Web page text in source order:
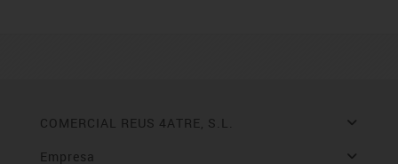
COMERCIAL REUS 4ATRE, S.L.
Empresa